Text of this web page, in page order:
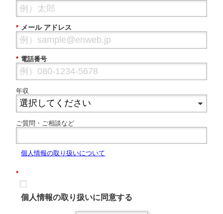
* メール アドレス
* 電話番号
年収
ご質問・ご相談など
個 人情報の取り扱いについて
*
個人情報の取り扱いに同意する